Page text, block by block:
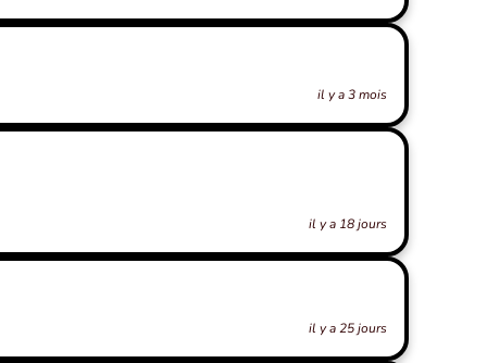
il y a 3 mois
il y a 18 jours
il y a 25 jours